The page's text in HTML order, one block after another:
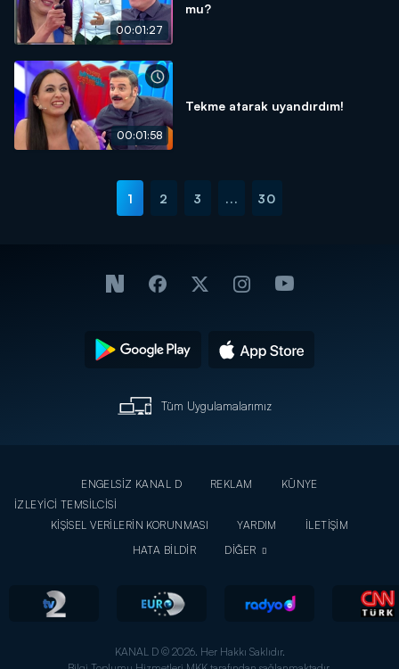
00:01:27
mu?
00:01:58
Tekme atarak uyandırdım!
1 2 3 ... 30
Tüm Uygulamalarımız
ENGELSİZ KANAL D REKLAM
KÜNYE
İZLEYİCİ TEMSİLCİSİ
KİŞİSEL VERİLERİN KORUNMASI
YARDIM
İLETİŞİM
HATA BİLDİR
DİĞER
KANAL D © 2026. Her Hakkı Saklıdır.